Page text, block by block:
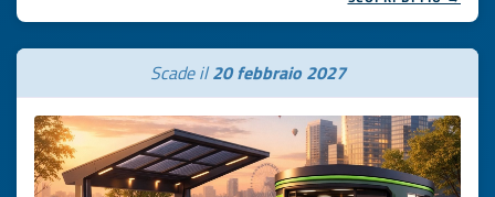
Scade il20 febbraio 2027